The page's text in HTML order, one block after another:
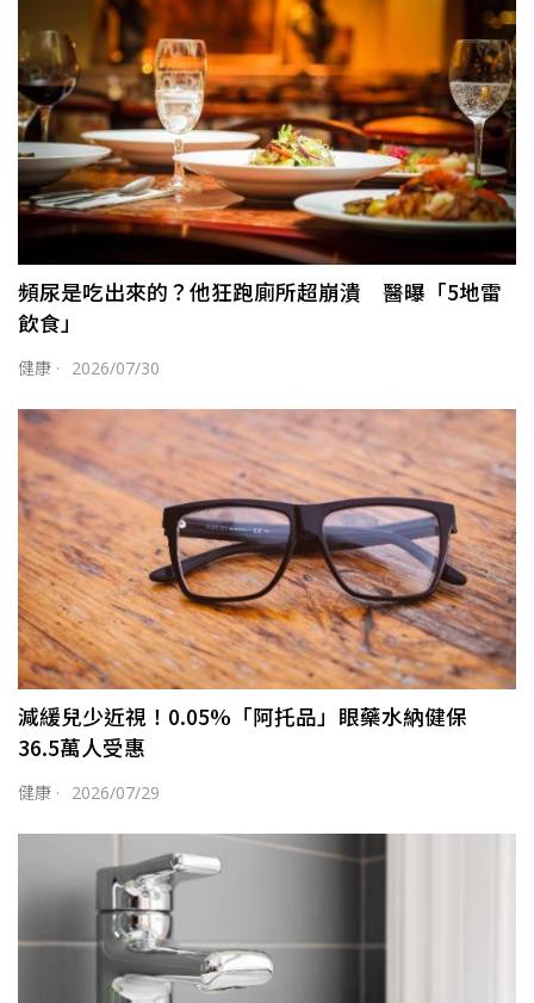
頻尿是吃出來的？他狂跑廁所超崩潰 醫曝「5地雷
飲食」
健康 · 2026/07/30
減緩兒少近視！0.05%「阿托品」眼藥水納健保
36.5萬人受惠
健康 · 2026/07/29